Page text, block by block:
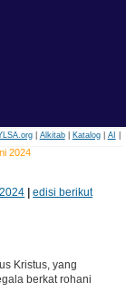
| Alkitab| Katalog| AI
2024
|edisi berikut
Kristus, yang
berkat rohani